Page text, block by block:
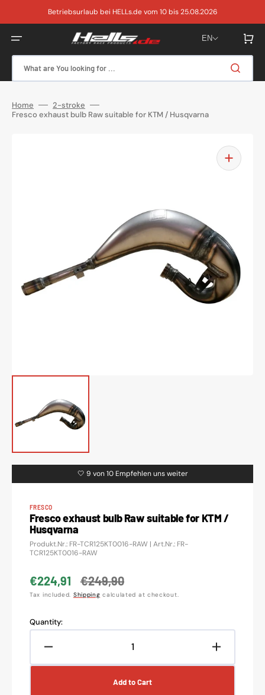
Betriebsurlaub bei HELLs.de vom 10 bis 25.08.2026
What are You looking for ...
EN Cart
Home
2-stroke
Fresco exhaust bulb Raw suitable for KTM / Husqvarna
🤍 9 von 10 Empfehlen uns weiter
FRESCO
Fresco exhaust bulb Raw suitable for KTM /
Husqvarna
Translation
missing:
Produkt.Nr.: FR-TCR125KT0016-RAW | Art.Nr.: FR-
TCR125KT0016-RAW
Sale
€224,91
Regular
€249,90
Tax included. Shipping calculated at checkout.
Quantity:
quantity
Increase
quantity
Add to Cart